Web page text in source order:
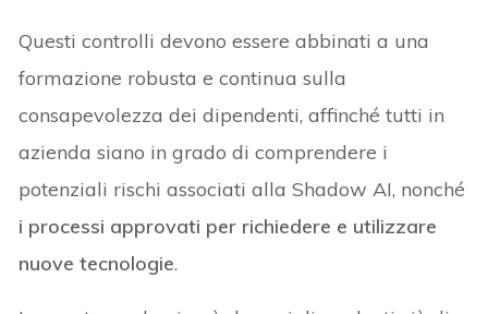
Questi controlli devono essere abbinati a una
formazione robusta e continua sulla
consapevolezza dei dipendenti, affinché tutti in
azienda siano in grado di comprendere i
potenziali rischi associati alla Shadow AI, nonché
i processi approvati per richiedere e utilizzare
nuove tecnologie.